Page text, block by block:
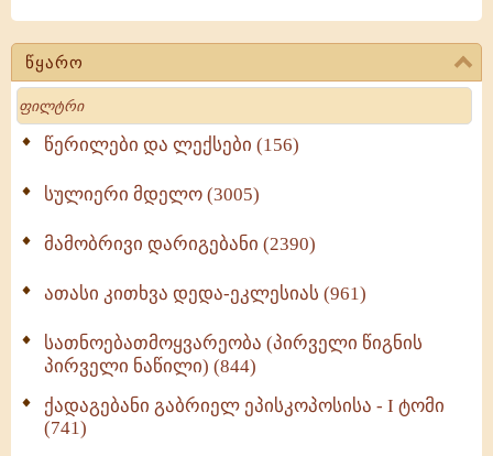
წყარო
Search
წერილები და ლექსები (156)
სულიერი მდელო (3005)
მამობრივი დარიგებანი (2390)
ათასი კითხვა დედა-ეკლესიას (961)
სათნოებათმოყვარეობა (პირველი წიგნის
პირველი ნაწილი) (844)
ქადაგებანი გაბრიელ ეპისკოპოსისა - I ტომი
(741)